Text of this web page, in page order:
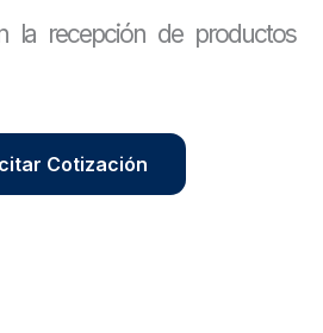
la recepción de productos
Cotización